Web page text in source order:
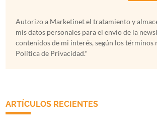
Autorizo a Marketinet el tratamiento y
mis datos personales para el envío de la
contenidos de mi interés, según los términos
Política de Privacidad.*
ARTÍCULOS RECIENTES